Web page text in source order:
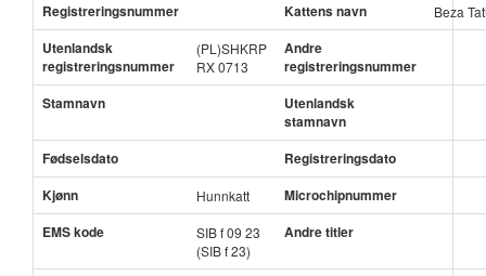
Registreringsnummer Kattens navn Beza
Utenlandsk
registreringsnummer
(PL)SHKRP
RX 0713
Andre
registreringsnummer
Stamnavn
Utenlandsk
stamnavn
Fødselsdato
Registreringsdato
Kjønn
Hunnkatt
Microchipnummer
EMS kode
SIB f 09 23
(SIB f 23)
Andre titler